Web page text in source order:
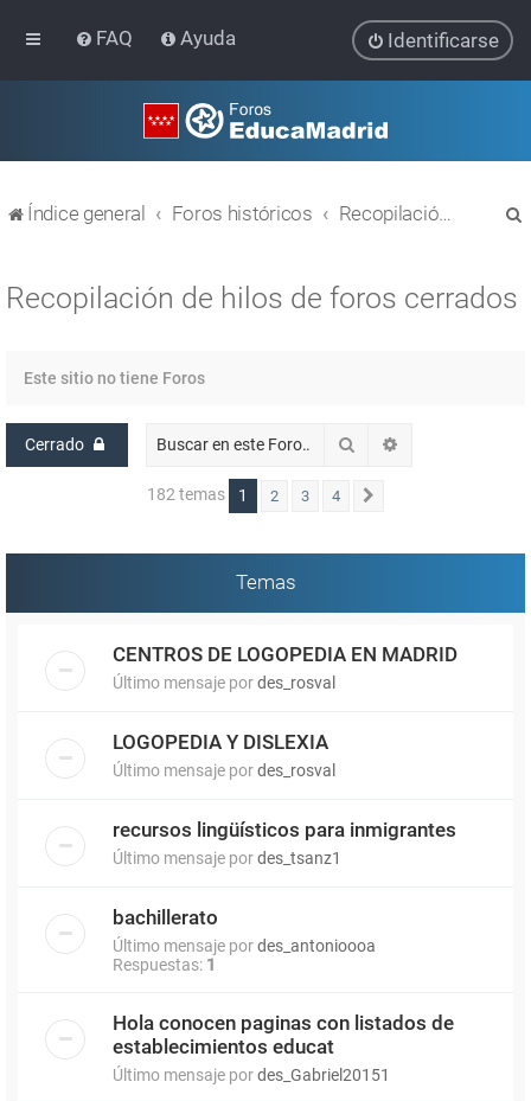
FAQ Ayuda Identificarse
Índice general Foros históricos Recopilación de hilos de foros cerrados
Recopilación de hilos de foros cerrados
Este sitio no tiene Foros
Cerrado Buscar
182 temas 1 2 3 4
Temas
CENTROS DE LOGOPEDIA EN MADRID
Último mensaje pordes_rosval
LOGOPEDIA Y DISLEXIA
Último mensaje pordes_rosval
recursos lingüísticos para inmigrantes
Último mensaje pordes_tsanz1
bachillerato
Último mensaje pordes_antonioooa
Respuestas: 1
Hola conocen paginas con listados de
establecimientos educat
Último mensaje pordes_Gabriel20151